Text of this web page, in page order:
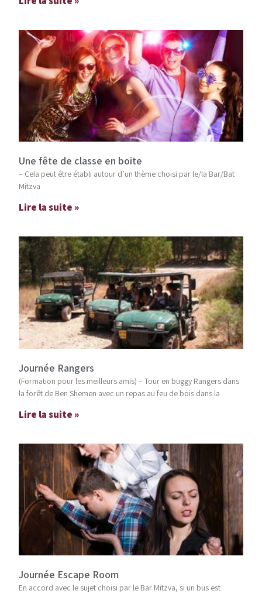
Une fête de classe en boite
– Cela peut être établi autour d’un thème choisi par le/la Bar/Bat
Mitzva
Lire la suite »
Journée Rangers
(Formation pour les meilleurs amis) – Tour en buggy Rangers dans
la forêt de Ben Shemen avec un repas au feu de bois dans la
Lire la suite »
Journée Escape Room
En accord avec le sujet choisi par le Bar Mitzva, si un bus est